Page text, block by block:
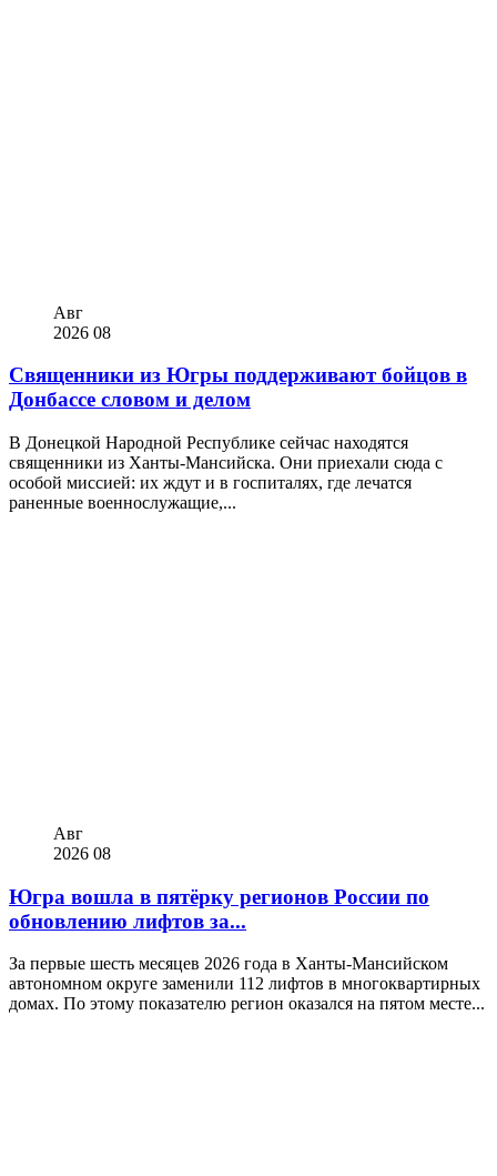
Авг
2026 08
Священники из Югры поддерживают бойцов в
Донбассе словом и делом
В Донецкой Народной Республике сейчас находятся
священники из Ханты-Мансийска. Они приехали сюда с
особой миссией: их ждут и в госпиталях, где лечатся
раненные военнослужащие,...
Авг
2026 08
Югра вошла в пятёрку регионов России по
обновлению лифтов за...
За первые шесть месяцев 2026 года в Ханты-Мансийском
автономном округе заменили 112 лифтов в многоквартирных
домах. По этому показателю регион оказался на пятом месте...